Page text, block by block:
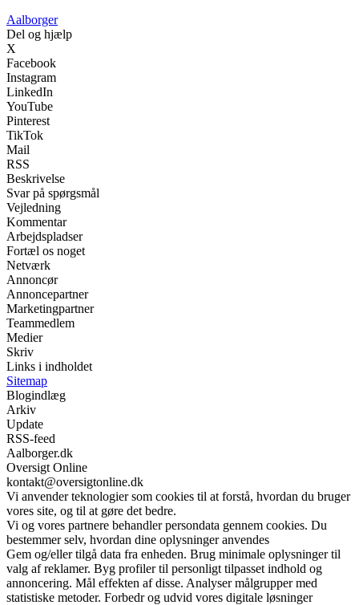
Aalborger
Del og hjælp
X
Facebook
Instagram
LinkedIn
YouTube
Pinterest
TikTok
Mail
RSS
Beskrivelse
Svar på spørgsmål
Vejledning
Kommentar
Arbejdspladser
Fortæl os noget
Netværk
Annoncør
Annoncepartner
Marketingpartner
Teammedlem
Medier
Skriv
Links i indholdet
Sitemap
Blogindlæg
Arkiv
Update
RSS-feed
Aalborger.dk
Oversigt Online
kontakt@oversigtonline.dk
Vi anvender teknologier som cookies til at forstå, hvordan du bruger
vores site, og til at gøre det bedre.
Vi og vores partnere behandler persondata gennem cookies. Du
bestemmer selv, hvordan dine oplysninger anvendes
Gem og/eller tilgå data fra enheden. Brug minimale oplysninger til
valg af reklamer. Byg profiler til personligt tilpasset indhold og
annoncering. Mål effekten af disse. Analyser målgrupper med
statistiske metoder. Forbedr og udvid vores digitale løsninger